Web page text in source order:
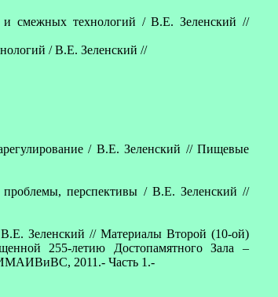
и смежных технологий / В.Е. Зеленский //
/ В.Е. Зеленский //
/ В.Е. Зеленский // Пищевые
проблемы, перспективы / В.Е. Зеленский //
В.Е. Зеленский // Материалы Второй (10-ой)
255-летию Достопамятного Зала –
2011.- Часть 1.-